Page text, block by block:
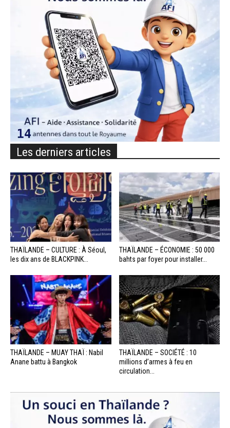
Les derniers articles
THAÏLANDE – CULTURE : À Séoul,
les dix ans de BLACKPINK...
THAÏLANDE – ÉCONOMIE : 50 000
bahts par foyer pour installer...
THAÏLANDE – MUAY THAÏ : Nabil
Anane battu à Bangkok
THAÏLANDE – SOCIÉTÉ : 10
millions d’armes à feu en
circulation...